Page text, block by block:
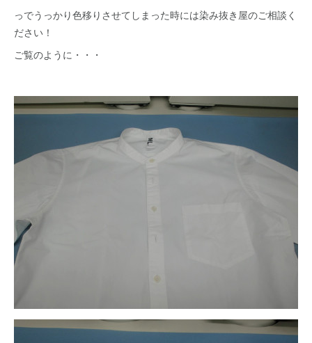
っでうっかり色移りさせてしまった時には染み抜き屋のご相談く
ださい！
ご覧のように・・・